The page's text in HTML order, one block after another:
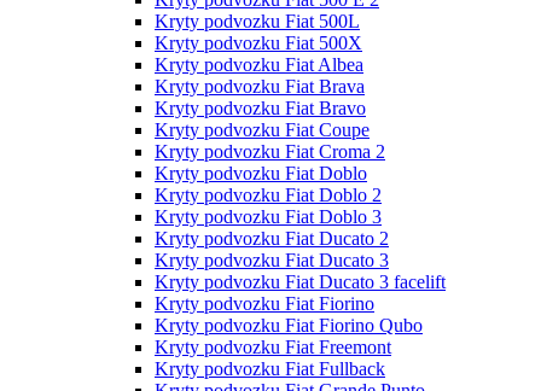
Kryty podvozku Fiat 500L
Kryty podvozku Fiat 500X
Kryty podvozku Fiat Albea
Kryty podvozku Fiat Brava
Kryty podvozku Fiat Bravo
Kryty podvozku Fiat Coupe
Kryty podvozku Fiat Croma 2
Kryty podvozku Fiat Doblo
Kryty podvozku Fiat Doblo 2
Kryty podvozku Fiat Doblo 3
Kryty podvozku Fiat Ducato 2
Kryty podvozku Fiat Ducato 3
Kryty podvozku Fiat Ducato 3 facelift
Kryty podvozku Fiat Fiorino
Kryty podvozku Fiat Fiorino Qubo
Kryty podvozku Fiat Freemont
Kryty podvozku Fiat Fullback